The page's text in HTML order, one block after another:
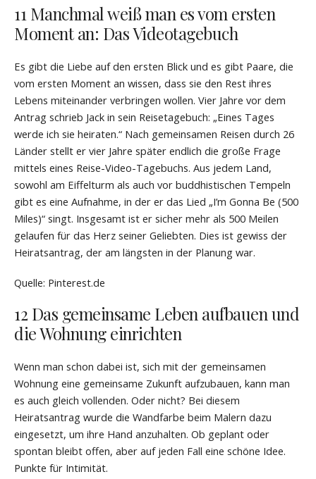
11 Manchmal weiß man es vom ersten
Moment an: Das Videotagebuch
Es gibt die Liebe auf den ersten Blick und es gibt Paare, die
vom ersten Moment an wissen, dass sie den Rest ihres
Lebens miteinander verbringen wollen. Vier Jahre vor dem
Antrag schrieb Jack in sein Reisetagebuch: „Eines Tages
werde ich sie heiraten.“ Nach gemeinsamen Reisen durch 26
Länder stellt er vier Jahre später endlich die große Frage
mittels eines Reise-Video-Tagebuchs. Aus jedem Land,
sowohl am Eiffelturm als auch vor buddhistischen Tempeln
gibt es eine Aufnahme, in der er das Lied „I’m Gonna Be (500
Miles)“ singt. Insgesamt ist er sicher mehr als 500 Meilen
gelaufen für das Herz seiner Geliebten. Dies ist gewiss der
Heiratsantrag, der am längsten in der Planung war.
Quelle: Pinterest.de
12 Das gemeinsame Leben aufbauen und
die Wohnung einrichten
Wenn man schon dabei ist, sich mit der gemeinsamen
Wohnung eine gemeinsame Zukunft aufzubauen, kann man
es auch gleich vollenden. Oder nicht? Bei diesem
Heiratsantrag wurde die Wandfarbe beim Malern dazu
eingesetzt, um ihre Hand anzuhalten. Ob geplant oder
spontan bleibt offen, aber auf jeden Fall eine schöne Idee.
Punkte für Intimität.